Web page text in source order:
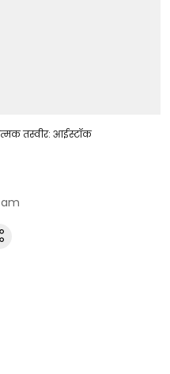
तस्वीर: आईस्टॉक